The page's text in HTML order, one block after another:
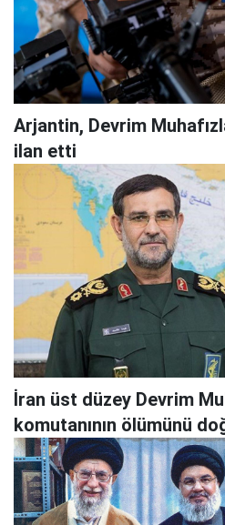
Arjantin, Devrim
ilan etti
İran üst düzey Devrim
komutanının ölümünü